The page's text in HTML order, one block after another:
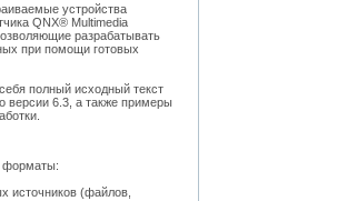
устройства
QNX® Multimedia
разрабатывать
при помощи готовых
полный исходный текст
6.3, а также примеры
форматы:
источников (файлов,